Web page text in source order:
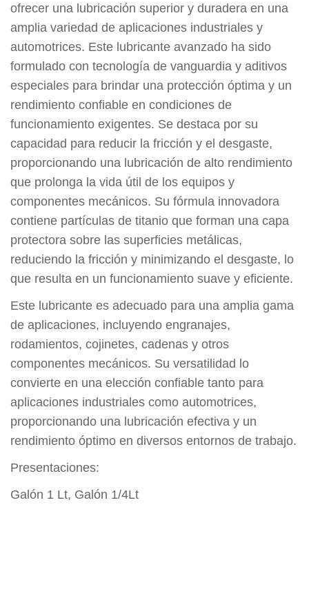
ofrecer una lubricación superior y duradera en una
amplia variedad de aplicaciones industriales y
automotrices. Este lubricante avanzado ha sido
formulado con tecnología de vanguardia y aditivos
especiales para brindar una protección óptima y un
rendimiento confiable en condiciones de
funcionamiento exigentes. Se destaca por su
capacidad para reducir la fricción y el desgaste,
proporcionando una lubricación de alto rendimiento
que prolonga la vida útil de los equipos y
componentes mecánicos. Su fórmula innovadora
contiene partículas de titanio que forman una capa
protectora sobre las superficies metálicas,
reduciendo la fricción y minimizando el desgaste, lo
que resulta en un funcionamiento suave y eficiente.
Este lubricante es adecuado para una amplia gama
de aplicaciones, incluyendo engranajes,
rodamientos, cojinetes, cadenas y otros
componentes mecánicos. Su versatilidad lo
convierte en una elección confiable tanto para
aplicaciones industriales como automotrices,
proporcionando una lubricación efectiva y un
rendimiento óptimo en diversos entornos de trabajo.
Presentaciones:
Galón 1 Lt, Galón 1/4Lt